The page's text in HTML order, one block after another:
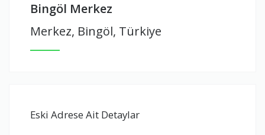
Bingöl Merkez
Merkez, Bingöl, Türkiye
Eski Adrese Ait Detaylar